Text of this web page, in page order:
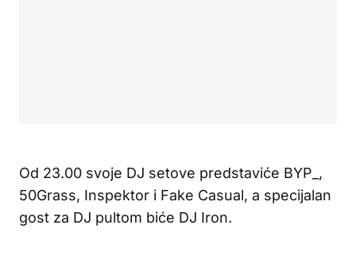
Od 23.00 svoje DJ setove predstaviće BYP_,
50Grass, Inspektor i Fake Casual, a specijalan
gost za DJ pultom biće DJ Iron.